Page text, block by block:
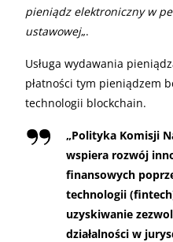
pieniądz elektroniczny w
ustawowej„.
Usługa wydawania
płatności tym pieniądzem
technologii blockchain.
„Polityka Komisji
wspiera rozwój
finansowych
technologii
uzyskiwanie
działalności w